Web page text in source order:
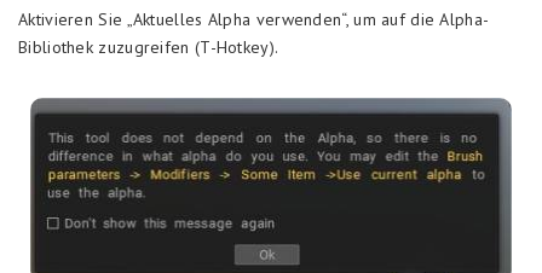
Aktivieren Sie „Aktuelles Alpha verwenden“, um auf die Alpha-
Bibliothek zuzugreifen (T-Hotkey).